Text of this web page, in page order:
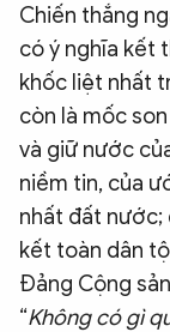
Chiến thắng
có ý nghĩa kết
khốc liệt nhất
còn là mốc
và giữ nước
niềm tin, của
nhất đất nước;
kết toàn dân
Đảng Cộng
“Không có gì